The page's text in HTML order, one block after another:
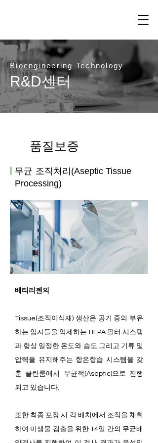
Bioengineering Technology
R&D센터
품질보증
무균 조직처리 (Aseptic Tissue
Processing)
베티리젠의
Tissue(조직이식재) 생산은 공기 중의 부유
하는 입자들을 억제하는 HEPA 필터 시스템
과 항상 일정한 온도와 습도 그리고 기류 및
압력을 유지해주는 항온항습 시스템을 갖
춘 클린룸에서 무균적(Aseptic)으로 진행
되고 있습니다.
또한 최종 포장 시 각 배치에서 조직을 채취
하여 미생물 검출을 위한 14일 간의 무균배